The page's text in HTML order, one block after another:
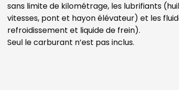
sans limite de kilométrage, les lubrifiants
vitesses, pont et hayon élévateur) et les
refroidissement et liquide de frein).
Seul le carburant n’est pas inclus.